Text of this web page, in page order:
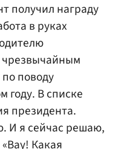
получил награду
в руках
чрезвычайным
поводу
году. В списке
президента.
И я сейчас решаю,
Какая